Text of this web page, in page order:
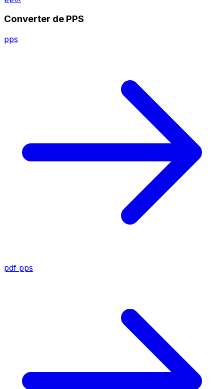
Converter de PPS
pps
pdf pps